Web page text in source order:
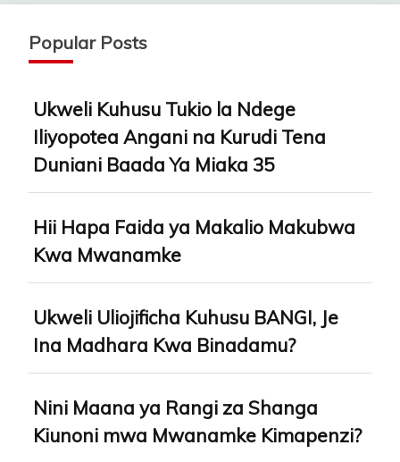
Popular Posts
Ukweli Kuhusu Tukio la Ndege
Iliyopotea Angani na Kurudi Tena
Duniani Baada Ya Miaka 35
Hii Hapa Faida ya Makalio Makubwa
Kwa Mwanamke
Ukweli Uliojificha Kuhusu BANGI, Je
Ina Madhara Kwa Binadamu?
Nini Maana ya Rangi za Shanga
Kiunoni mwa Mwanamke Kimapenzi?